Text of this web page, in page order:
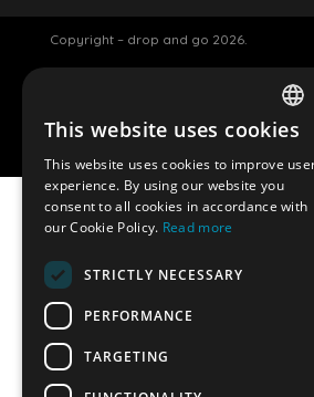
Copyright – drop and go 2026.
Luggage storage
Permanently
DropandGo luggage storage is
closed. We would like to thank all
their support over the years.
This website uses cookies
This website uses cookies to improve
experience. By using our website you
consent to all cookies in accordance with
our Cookie Policy. Read more
STRICTLY NECESSARY
PERFORMANCE
TARGETING